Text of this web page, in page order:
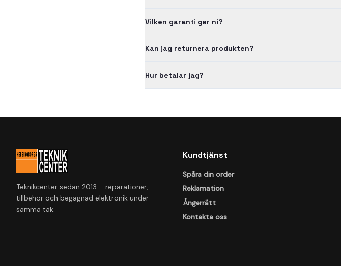
Vilken garanti ger ni?
Kan jag returnera produkten?
Hur betalar jag?
Teknikcenter sedan 2013 – reparationer,
tillbehör och begagnad elektronik under
samma tak.
Kundtjänst
Spåra din order
Reklamation
Ångerrätt
Kontakta oss